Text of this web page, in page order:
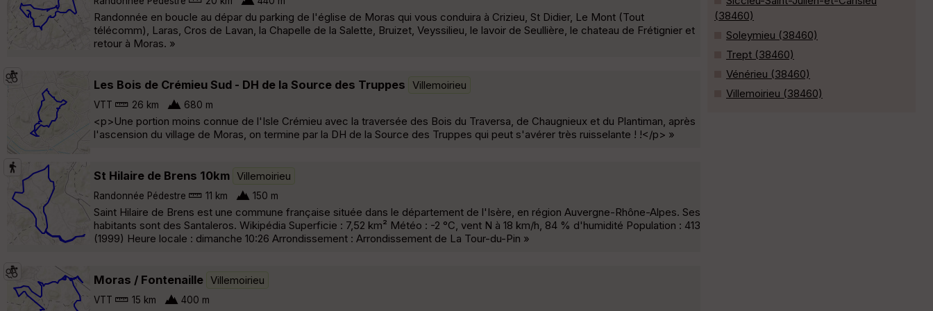
Randonnée en boucle au dépar du parking de l'église de Moras qui vous conduira à Crizieu, St Didier, Le Mont (Tout
télécomm), Laras, Cros de Lavan, la Chapelle de la Salette, Bruizet, Veyssilieu, le lavoir de Seullière, le chateau de Frétignier et
retour à Moras. »
Les Bois de Crémieu Sud - DH de la Source des Truppes Villemoirieu
VTT 26 km 680 m
<p>Une portion moins connue de l'Isle Crémieu avec la traversée des Bois du Traversa, de Chaugnieux et du Plantiman, après
l'ascension du village de Moras, on termine par la DH de la Source des Truppes qui peut s'avérer très ruisselante ! !</p> »
St Hilaire de Brens 10km Villemoirieu
Randonnée Pédestre 11 km 150 m
Saint Hilaire de Brens est une commune française située dans le département de l'Isère, en région Auvergne-Rhône-Alpes. Ses
habitants sont des Santaleros. Wikipédia Superficie : 7,52 km² Météo : -2 °C, vent N à 18 km/h, 84 % d'humidité Population : 413
(1999) Heure locale : dimanche 10:26 Arrondissement : Arrondissement de La Tour-du-Pin »
Moras / Fontenaille Villemoirieu
VTT 15 km 400 m
(38460)
Soleymieu (38460)
Trept (38460)
Vénérieu (38460)
Villemoirieu (38460)